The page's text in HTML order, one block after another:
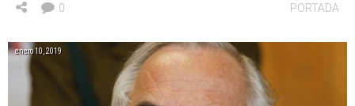
PORTADA
0
enero 10, 2019